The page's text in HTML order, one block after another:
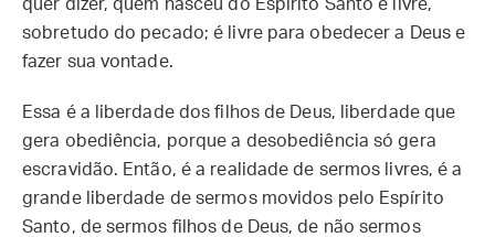
quer dizer, quem nasceu do Espírito Santo é livre,
sobretudo do pecado; é livre para obedecer a Deus e
fazer sua vontade.
Essa é a liberdade dos filhos de Deus, liberdade que
gera obediência, porque a desobediência só gera
escravidão. Então, é a realidade de sermos livres, é a
grande liberdade de sermos movidos pelo Espírito
Santo, de sermos filhos de Deus, de não sermos